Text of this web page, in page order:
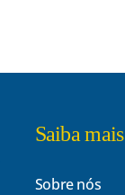
Saiba mais
Sobre nós